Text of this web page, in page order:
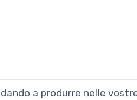
a produrre nelle